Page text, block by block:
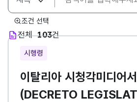
조건 선택
전체 103건
시행령
이탈리아 시청각미디어
(DECRETO